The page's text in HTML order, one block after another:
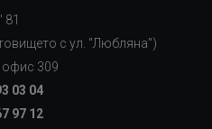
81
с ул. "Любляна")
офис 309
03 04
97 12